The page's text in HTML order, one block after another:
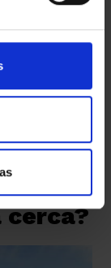
enviar per correu